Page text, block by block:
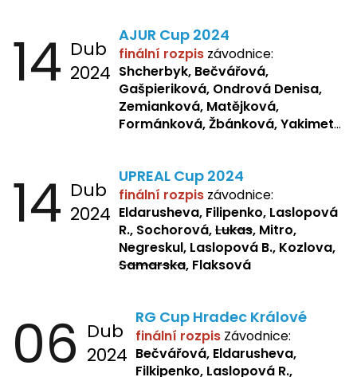
Žbánková, Sochorová
14 Dub
2024
AJUR Cup 2024
finální rozpis závodnice:
Shcherbyk, Bečvářová,
Gašpieriková, Ondrová Denisa,
Zemianková, Matějková,
Formánková, Žbánková, Yakimets,
14 Dub
2024
UPREAL Cup 2024
finální rozpis závodnice:
Eldarusheva, Filipenko, Laslopová
R., Sochorová,Lukas, Mitro,
Negreskul, Laslopová B., Kozlova,
Samarska, Flaksová
06 Dub
2024
RG Cup Hradec Králové
finální rozpis Závodnice:
Bečvářová, Eldarusheva,
Filkipenko, Laslopová R.,